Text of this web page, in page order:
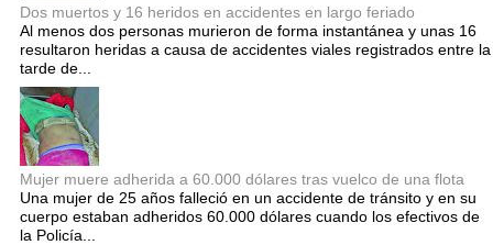
Dos muertos y 16 heridos en accidentes en largo feriado
Al menos dos personas murieron de forma instantánea y unas 16
resultaron heridas a causa de accidentes viales registrados entre la
tarde de...
Mujer muere adherida a 60.000 dólares tras vuelco de una flota
Una mujer de 25 años falleció en un accidente de tránsito y en su
cuerpo estaban adheridos 60.000 dólares cuando los efectivos de
la Policía...